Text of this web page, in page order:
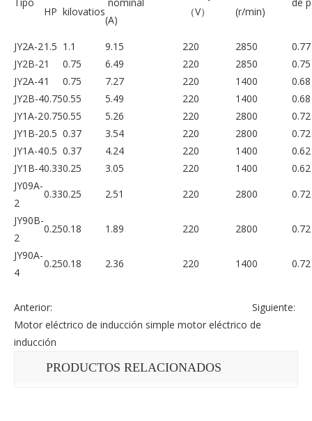
(A)
（V）
(r/min)
HP kilovatios
JY2A-21.5 1.1 9.15 220 2850
0.77
JY2B-21 0.75 6.49 220 2850
0.75
JY2A-41 0.75 7.27 220 1400
0.68
JY2B-40.750.55 5.49 220 1400
0.68
JY1A-20.750.55 5.26 220 2800
0.72
JY1B-20.5 0.37 3.54 220 2800
0.72
JY1A-40.5 0.37 4.24 220 1400
0.62
JY1B-40.330.25 3.05 220 1400
0.62
JY09A-
2
0.330.25 2.51 220 2800
0.72
JY90B-
2
0.250.18 1.89 220 2800
0.72
JY90A-
4
0.250.18 2.36 220 1400 0.72
Anterior:
Siguiente:
Motor eléctrico de inducción simple motor eléctrico de
inducción
PRODUCTOS RELACIONADOS